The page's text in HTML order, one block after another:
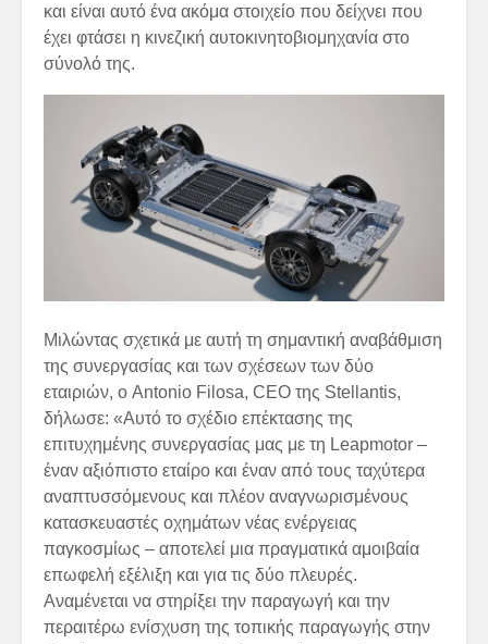
και είναι αυτό ένα ακόμα στοιχείο που δείχνει που
έχει φτάσει η κινεζική αυτοκινητοβιομηχανία στο
σύνολό της.
Μιλώντας σχετικά με αυτή τη σημαντική αναβάθμιση
της συνεργασίας και των σχέσεων των δύο
εταιριών, ο Antonio Filosa, CEO της Stellantis,
δήλωσε: «Αυτό το σχέδιο επέκτασης της
επιτυχημένης συνεργασίας μας με τη Leapmotor –
έναν αξιόπιστο εταίρο και έναν από τους ταχύτερα
αναπτυσσόμενους και πλέον αναγνωρισμένους
κατασκευαστές οχημάτων νέας ενέργειας
παγκοσμίως – αποτελεί μια πραγματικά αμοιβαία
επωφελή εξέλιξη και για τις δύο πλευρές.
Αναμένεται να στηρίξει την παραγωγή και την
περαιτέρω ενίσχυση της τοπικής παραγωγής στην